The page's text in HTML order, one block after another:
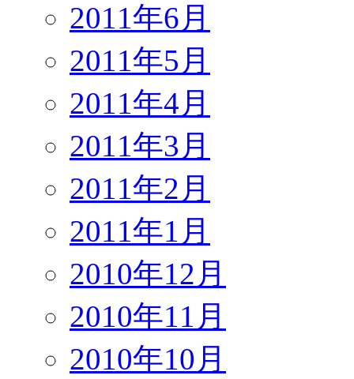
2011年6月
2011年5月
2011年4月
2011年3月
2011年2月
2011年1月
2010年12月
2010年11月
2010年10月